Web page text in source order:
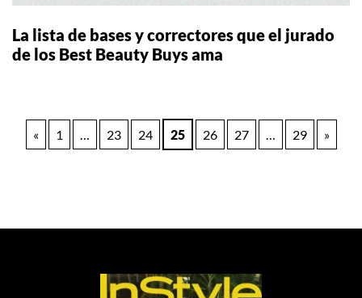
La lista de bases y correctores que el jurado
de los Best Beauty Buys ama
Paginación
« 1 … 23 24 25 26 27 … 29 »